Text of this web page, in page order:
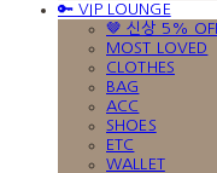
🔑 VIP LOUNGE
🤎 신상 5%
MOST LOVED
CLOTHES
BAG
ACC
SHOES
ETC
WALLET